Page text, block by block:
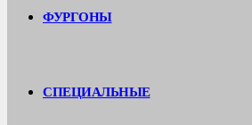
ФУРГОНЫ
СПЕЦИАЛЬНЫЕ